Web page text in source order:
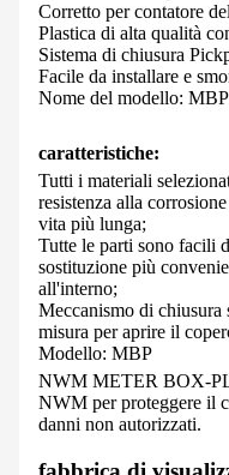
Corretto per contatore
Plastica di alta qualità
Sistema di chiusura
Facile da installare e
Nome del modello: MBP
caratteristiche:
Tutti i materiali
resistenza alla
vita più lunga;
Tutte le parti sono facili
sostituzione più
all'interno;
Meccanismo di chiusura
misura per aprire il
Modello: MBP
NWM METER BOX-
NWM per proteggere il
danni non autorizzati.